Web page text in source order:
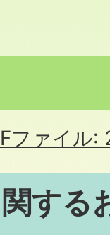
ファイル:
する